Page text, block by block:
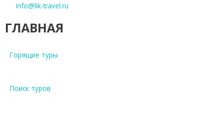
info@lik-travel.ru
ГЛАВНАЯ
Горящие туры
Поиск туров